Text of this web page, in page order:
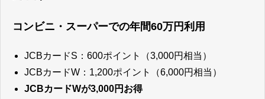
コンビニ・スーパーでの年間60万円利用
JCBカードS：600ポイント（3,000円相当）
JCBカードW：1,200ポイント（6,000円相当）
JCBカードWが3,000円お得